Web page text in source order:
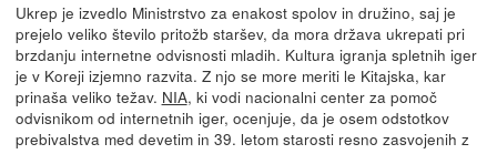
Ukrep je izvedlo Ministrstvo za enakost spolov in družino, saj je
prejelo veliko število pritožb staršev, da mora država ukrepati pri
brzdanju internetne odvisnosti mladih. Kultura igranja spletnih iger
je v Koreji izjemno razvita. Z njo se more meriti le Kitajska, kar
prinaša veliko težav. NIA, ki vodi nacionalni center za pomoč
odvisnikom od internetnih iger, ocenjuje, da je osem odstotkov
prebivalstva med devetim in 39. letom starosti resno zasvojenih z